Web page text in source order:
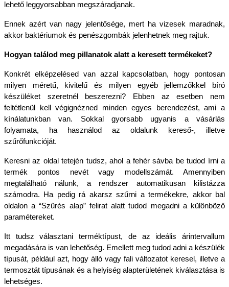
lehető leggyorsabban megszáradjanak.
Ennek azért van nagy jelentősége, mert ha vizesek maradnak,
akkor baktériumok és penészgombák jelenhetnek meg rajtuk.
Hogyan találod meg pillanatok alatt a keresett termékeket?
Konkrét elképzelésed van azzal kapcsolatban, hogy pontosan
milyen méretű, kivitelű és milyen egyéb jellemzőkkel bíró
készüléket szeretnél beszerezni? Ebben az esetben nem
feltétlenül kell végignézned minden egyes berendezést, ami a
kínálatunkban van. Sokkal gyorsabb ugyanis a vásárlás
folyamata, ha használod az oldalunk kereső-, illetve
szűrőfunkcióját.
Keresni az oldal tetején tudsz, ahol a fehér sávba be tudod írni a
termék pontos nevét vagy modellszámát. Amennyiben
megtalálható nálunk, a rendszer automatikusan kilistázza
számodra. Ha pedig rá akarsz szűrni a termékekre, akkor bal
oldalon a “Szűrés alap” felirat alatt tudod megadni a különböző
paramétereket.
Itt tudsz választani terméktípust, de az ideális árintervallum
megadására is van lehetőség. Emellett meg tudod adni a készülék
típusát, például azt, hogy álló vagy fali változatot keresel, illetve a
termosztát típusának és a helyiség alapterületének kiválasztása is
lehetséges.